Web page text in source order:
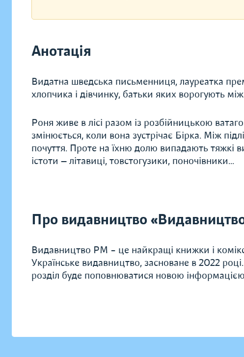
Анотація
Видатна шведська письменниця, лауреатка
хлопчика і дівчинку, батьки яких ворогують
Роня живе в лісі разом із розбійницькою
змінюється, коли вона зустрічає Бірка. Між
почуття. Проте на їхню долю випадають тяжкі
істоти — літавиці, товстогузики, поночівники…
Про видавництво
Видавництво РМ – це найкращі книжки і
Українське видавництво, засноване в 2022
розділ буде поповнюватися новою